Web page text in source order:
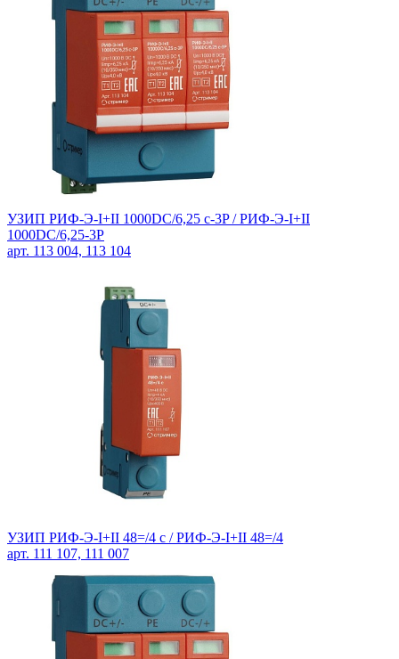
УЗИП РИФ-Э-I+II 1000DC/6,25 с-3P / РИФ-Э-I+II
1000DC/6,25-3P
арт. 113 004, 113 104
УЗИП РИФ-Э-I+II 48=/4 c / РИФ-Э-I+II 48=/4
арт. 111 107, 111 007